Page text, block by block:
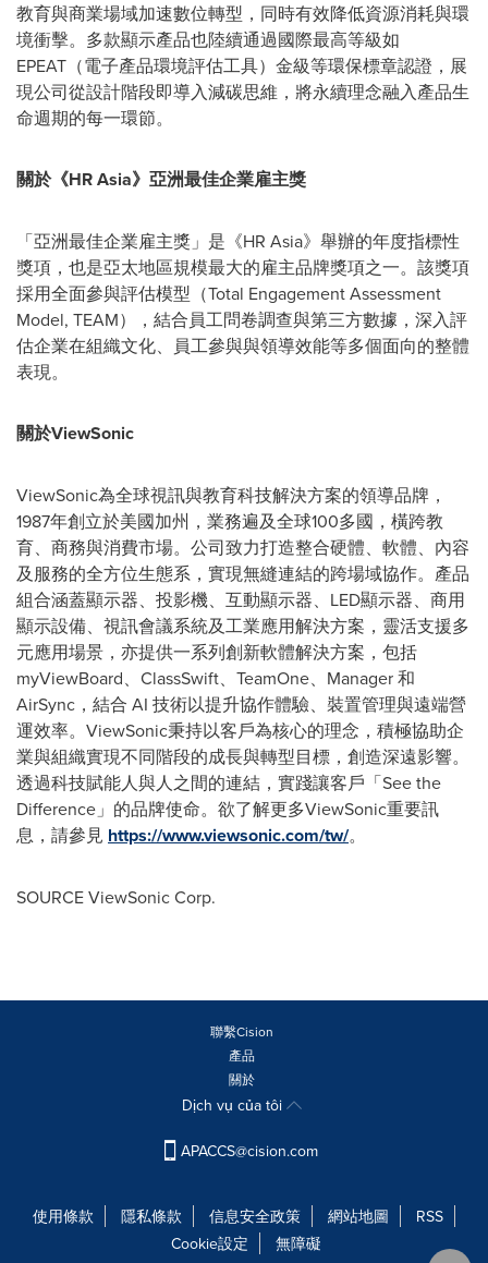
教育與商業場域加速數位轉型，同時有效降低資源消耗與環
境衝擊。多款顯示產品也陸續通過國際最高等級如
EPEAT（電子產品環境評估工具）金級等環保標章認證，展
現公司從設計階段即導入減碳思維，將永續理念融入產品生
命週期的每一環節。
關於《HR Asia》亞洲最佳企業雇主獎
「亞洲最佳企業雇主獎」是《HR Asia》舉辦的年度指標性
獎項，也是亞太地區規模最大的雇主品牌獎項之一。該獎項
採用全面參與評估模型（Total Engagement Assessment
Model, TEAM），結合員工問卷調查與第三方數據，深入評
估企業在組織文化、員工參與與領導效能等多個面向的整體
表現。
關於ViewSonic
ViewSonic為全球視訊與教育科技解決方案的領導品牌，
1987年創立於美國加州，業務遍及全球100多國，橫跨教
育、商務與消費市場。公司致力打造整合硬體、軟體、內容
及服務的全方位生態系，實現無縫連結的跨場域協作。產品
組合涵蓋顯示器、投影機、互動顯示器、LED顯示器、商用
顯示設備、視訊會議系統及工業應用解決方案，靈活支援多
元應用場景，亦提供一系列創新軟體解決方案，包括
myViewBoard、ClassSwift、TeamOne、Manager 和
AirSync，結合 AI 技術以提升協作體驗、裝置管理與遠端營
運效率。ViewSonic秉持以客戶為核心的理念，積極協助企
業與組織實現不同階段的成長與轉型目標，創造深遠影響。
透過科技賦能人與人之間的連結，實踐讓客戶「See the
Difference」的品牌使命。欲了解更多ViewSonic重要訊
息，請參見 https://www.viewsonic.com/tw/。
SOURCE ViewSonic Corp.
聯繫Cision
產品
關於
Dịch vụ của tôi
APACCS@cision.com
使用條款 隱私條款 信息安全政策 網站地圖
RSS
Cookie設定
無障礙